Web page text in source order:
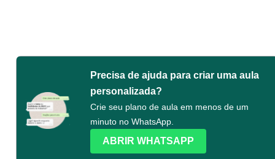
Precisa de ajuda para criar uma aula
personalizada?
Crie seu plano de aula em menos de um
minuto no WhatsApp.
ABRIR WHATSAPP